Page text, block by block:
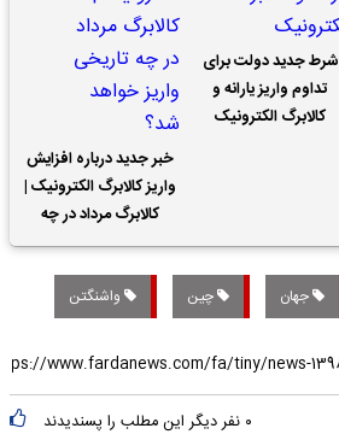
شرط جدید دولت برای
تداوم واریز یارانه و
کالابرگ الکترونیک
خبر جدید درباره افزایش
واریز کالابرگ الکترونیک |
کالابرگ مرداد در چه
تاریخی واریز خواهد شد؟
جهان چین واشنگتن
۰ نفر دیگر این مطلب را پسندیدند